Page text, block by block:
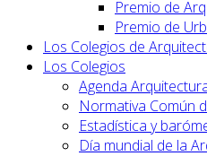
Premio de
Premio de
Los Colegios de
Los Colegios
Agenda
Normativa Común
Estadística y
Día mundial de la